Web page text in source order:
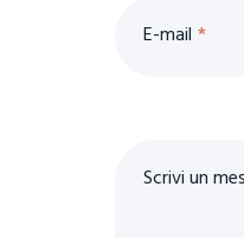
E-mail
Scrivi un